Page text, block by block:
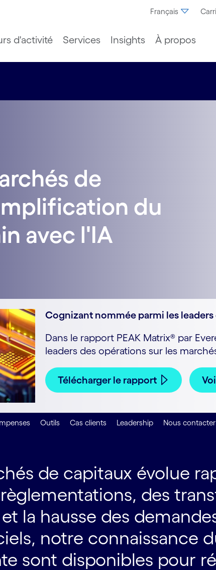
Français
d'activité Services Insights À propos
de
du
avec l'IA
Cognizant nommée parmi les
Dans le rapport PEAK Matrix® par
leaders des opérations sur les
Télécharger le rapport
Outils Cas clients Leadership Nous contacter
de capitaux évolue
des
la hausse des
notre connaissance
sont disponibles pour